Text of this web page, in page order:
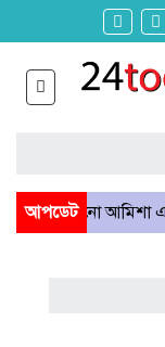
আপডেট
আমিশা এখনও